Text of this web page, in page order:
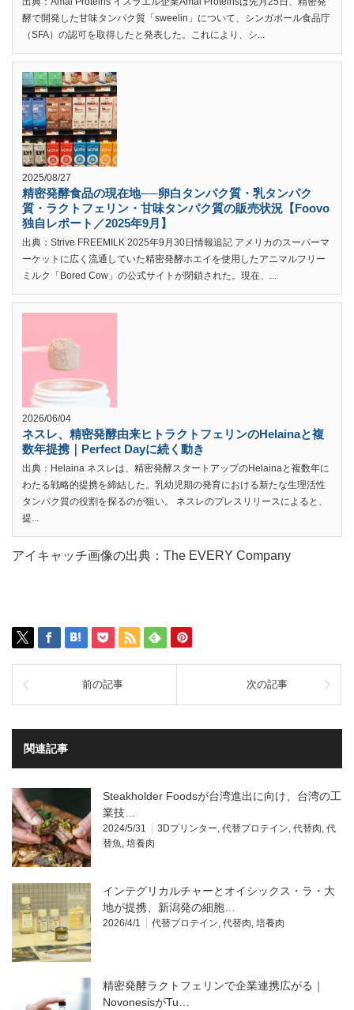
酵で開発した甘味タンパク質「sweelin」について、シンガポール食品庁
（SFA）の認可を取得したと発表した。これにより、シ...
2025/08/27
精密発酵食品の現在地──卵白タンパク質・乳タンパク
質・ラクトフェリン・甘味タンパク質の販売状況【Foovo
独自レポート／2025年9月】
出典：Strive FREEMILK 2025年9月30日情報追記 アメリカのスーパーマ
ーケットに広く流通していた精密発酵ホエイを使用したアニマルフリー
ミルク「Bored Cow」の公式サイトが閉鎖された。現在、...
2026/06/04
ネスレ、精密発酵由来ヒトラクトフェリンのHelainaと複
数年提携｜Perfect Dayに続く動き
出典：Helaina ネスレは、精密発酵スタートアップのHelainaと複数年に
わたる戦略的提携を締結した。乳幼児期の発育における新たな生理活性
タンパク質の役割を探るのが狙い。 ネスレのプレスリリースによると、
提...
アイキャッチ画像の出典：The EVERY Company
前の記事 次の記事
関連記事
Steakholder Foodsが台湾進出に向け、台湾の工
業技…
2024/5/31 3Dプリンター, 代替プロテイン, 代替肉, 代
替魚, 培養肉
インテグリカルチャーとオイシックス・ラ・大
地が提携、新潟発の細胞…
2026/4/1 代替プロテイン, 代替肉, 培養肉
精密発酵ラクトフェリンで企業連携広がる｜
NovonesisがTu…